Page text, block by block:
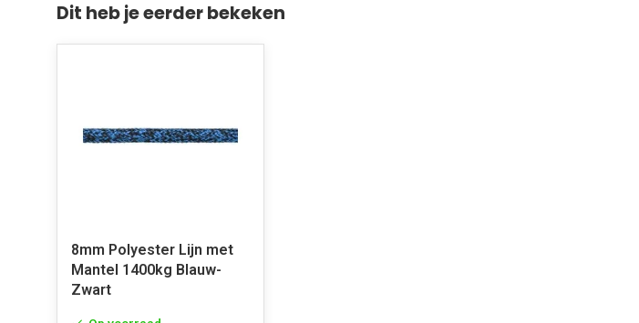
Dit heb je eerder bekeken
8mm Polyester Lijn met
Mantel 1400kg Blauw-
Zwart